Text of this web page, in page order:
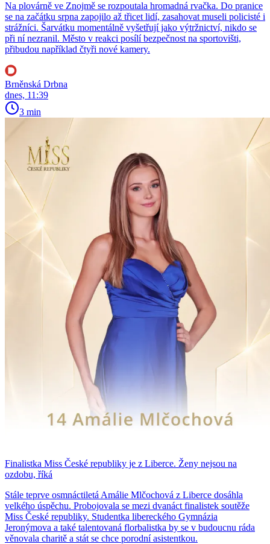
Na plovárně ve Znojmě se rozpoutala hromadná rvačka. Do pranice
se na začátku srpna zapojilo až třicet lidí, zasahovat museli policisté i
strážníci. Šarvátku momentálně vyšetřují jako výtržnictví, nikdo se
při ní nezranil. Město v reakci posílí bezpečnost na sportovišti,
přibudou například čtyři nové kamery.
Brněnská Drbna
dnes, 11:39
3 min
Finalistka Miss České republiky je z Liberce. Ženy nejsou na
ozdobu, říká
Stále teprve osmnáctiletá Amálie Mlčochová z Liberce dosáhla
velkého úspěchu. Probojovala se mezi dvanáct finalistek soutěže
Miss České republiky. Studentka libereckého Gymnázia
Jeronýmova a také talentovaná florbalistka by se v budoucnu ráda
věnovala charitě a stát se chce porodní asistentkou.